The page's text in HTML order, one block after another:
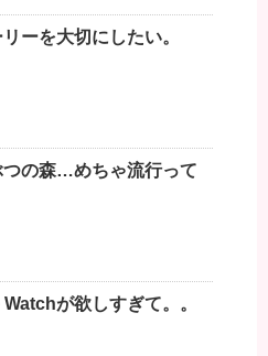
ーを大切にしたい。
つの森…めちゃ流行って
が欲しすぎて。。